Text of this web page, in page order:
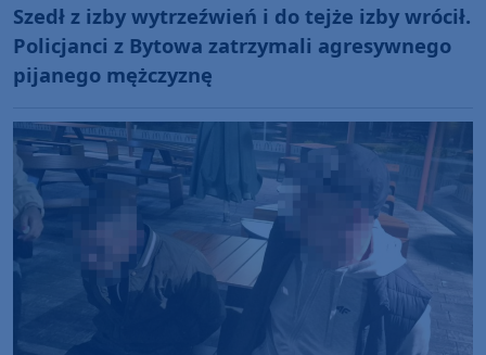
Szedł z izby wytrzeźwień i do tejże izby wrócił.
Policjanci z Bytowa zatrzymali agresywnego
pijanego mężczyznę